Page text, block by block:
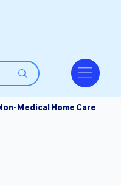
Medical Home Care